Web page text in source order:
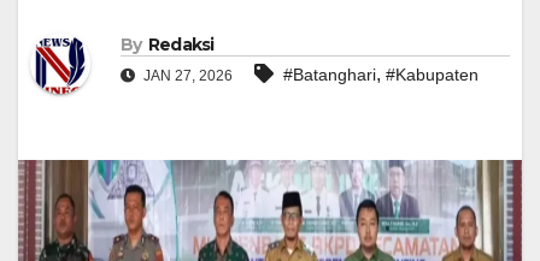
By Redaksi
JAN 27, 2026 #Batanghari, #Kabupaten